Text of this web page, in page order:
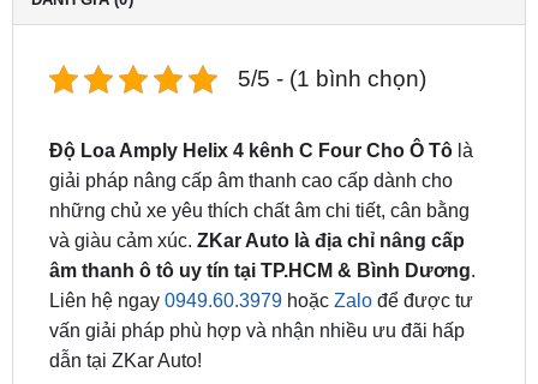
Độ Loa Amply Helix 4 kênh C Four Cho Ô Tô
những chủ xe yêu thích chất âm chi tiết, cân bằng
và giàu cảm xúc.ZKar Auto là địa chỉ nâng cấp
âm thanh ô tô uy tín tại TP.HCM & Bình Dương
Liên hệ ngay0949.60.3979hoặcZalođể được tư
vấn giải pháp phù hợp và nhận nhiều ưu đãi hấp
dẫn tại ZKar Auto!
Độ Loa Amply Helix 4 kênh C Four